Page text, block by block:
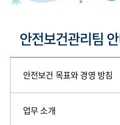
안전보건관리팀
안전보건 목표와 경영 방침
업무 소개